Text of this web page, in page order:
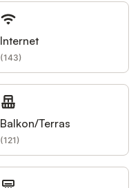
Internet
(143)
Balkon/Terras
(121)